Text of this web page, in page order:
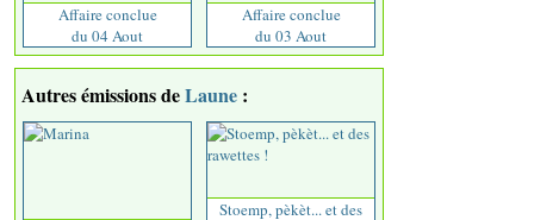
Affaire conclue
du 04 Aout
Affaire conclue
du 03 Aout
Autres émissions deLaune :
Stoemp, pèkèt... et des